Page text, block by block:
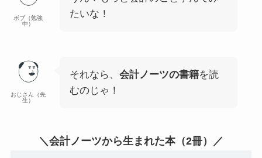
ボブ（勉強
中）
たいな！
おじさん（先
生）
それなら、 会計ノーツの書籍を読
むのじゃ！
＼会計ノーツから生まれた本（2冊）／